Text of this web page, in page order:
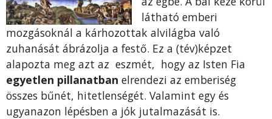
látható emberi
mozgásoknál a kárhozottak alvilágba való
zuhanását ábrázolja a festő. Ez a (tév)képzet
alapozta meg azt az eszmét, hogy az Isten Fia
egyetlen pillanatban elrendezi az emberiség
összes bűnét, hitetlenségét. Valamint egy és
ugyanazon lépésben a jók jutalmazását is.